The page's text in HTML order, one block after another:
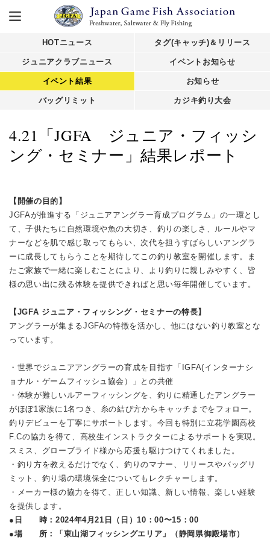
HOTニュース タグ(キャッチ)＆リリース
ジュニアクラブニュース イベントお知らせ
イベント結果 お知らせ
バッグリミット カジキ釣り大会
4.21「JGFA ジュニア・フィッシ
ング・セミナー」結果レポート
【開催の目的】
JGFAが推進する「ジュニアアングラー育成プログラム」の一環とし
て、子供たちに自然環境や魚の大切さ、釣りの楽しさ、ルールやマ
ナーなどを肌で感じ取ってもらい、次代を担うすばらしいアングラ
ーに成長してもらうことを期待してこの釣り教室を開催します。ま
たご家族で一緒に楽しむことにより、より釣りに親しみやすく、皆
様の思い出に残る体験を提供できればと思い毎年開催しています。
【JGFA ジュニア・フィッシング・セミナーの特長】
アングラーが集まるJGFAの特徴を活かし、他にはない釣り教室とな
っています。
・世界でジュニアアングラーの育成を目指す「IGFA(インターナシ
ョナル・ゲームフィッシュ協会）」との共催
・体験が難しいルアーフィッシングを、釣りに精通したアングラー
がほぼ1家族に1名つき、糸の結び方からキャッチまでをフォロー。
釣りデビューを丁寧にサポートします。今回も特別に立花学園高校
F.Cの協力を得て、高校生インストラクターによるサポートを実現。
スミス、グローブライド様から応援も駆けつけてくれました。
・釣り方を教えるだけでなく、釣りのマナー、リリースやバッグリ
ミット、釣り場の環境保全についてもレクチャーします。
・メーカー様の協力を得て、正しい知識、新しい情報、楽しい経験
を提供します。
●日 時：2024年4月21日（日）10：00〜15：00
●場 所：「東山湖フィッシングエリア」（静岡県御殿場市）